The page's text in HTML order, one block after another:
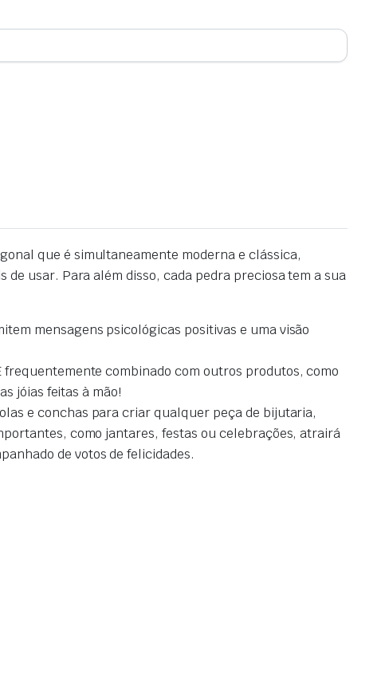
que é simultaneamente moderna e clássica,
usar. Para além disso, cada pedra preciosa tem a sua
mensagens psicológicas positivas e uma visão
combinado com outros produtos, como
jóias feitas à mão!
e conchas para criar qualquer peça de bijutaria,
como jantares, festas ou celebrações, atrairá
de votos de felicidades.